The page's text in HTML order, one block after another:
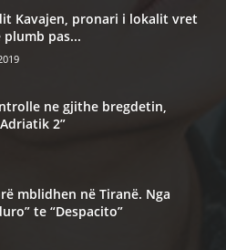
Kavajen, pronari i lokalit vret
pas...
ne gjithe bregdetin,
2”
mblidhen në Tiranë. Nga
te “Despacito”